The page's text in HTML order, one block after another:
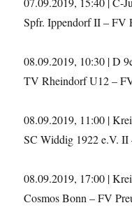
Spfr. Ippendorf II – FV
08.09.2019, 10:30 | D
TV Rheindorf U12 –
08.09.2019, 11:00 |
SC Widdig 1922 e.V.
08.09.2019, 17:00 |
Cosmos Bonn – FV